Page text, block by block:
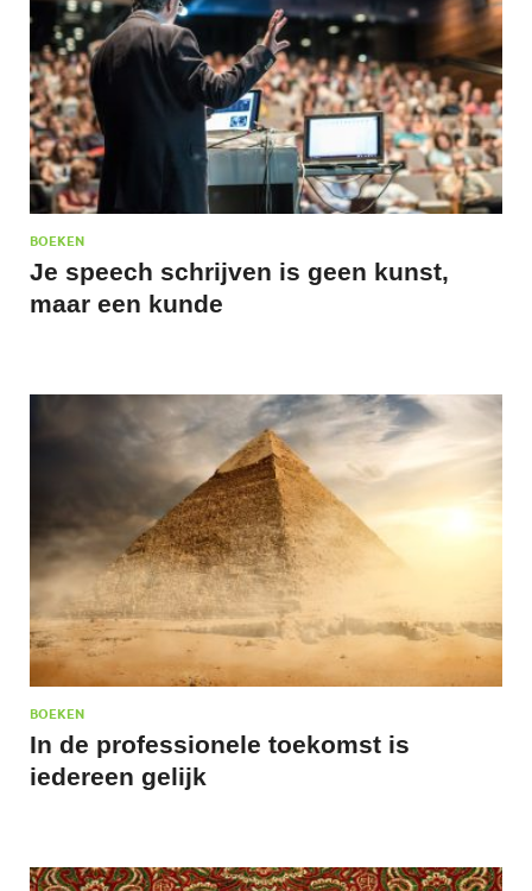
BOEKEN
Je speech schrijven is geen kunst,
maar een kunde
BOEKEN
In de professionele toekomst is
iedereen gelijk